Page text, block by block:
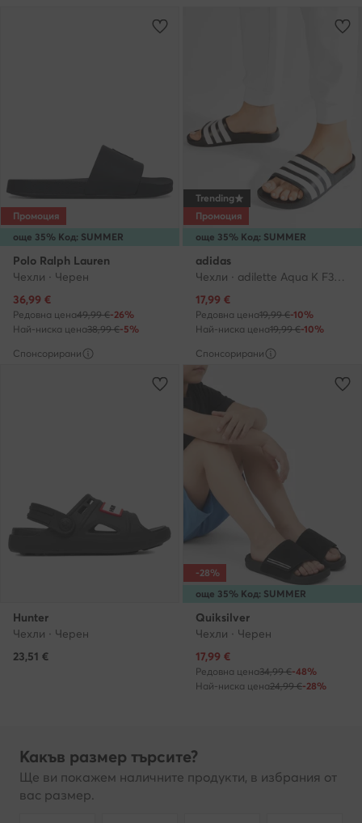
още 35% Код: SUMMER
Промоция
Polo Ralph Lauren
Чехли · Черен
Актуална цена
36,99 €
Редовна цена49,99 €-26%
Най-ниска цена38,99 €-5%
още 35% Код: SUMMER
Trending
Промоция
adidas
Актуална цена
17,99 €
Редовна цена19,99 €-10%
Най-ниска цена19,99 €-10%
Спонсорирани
Hunter
Чехли · Черен
23,51 €
Спонсорирани
още 35% Код: SUMMER
-28%
Quiksilver
Чехли · Черен
Актуална цена
17,99 €
Редовна цена34,99 €-48%
Най-ниска цена24,99 €-28%
Какъв размер търсите?
Ще ви покажем наличните продукти, в избрания от
вас размер.